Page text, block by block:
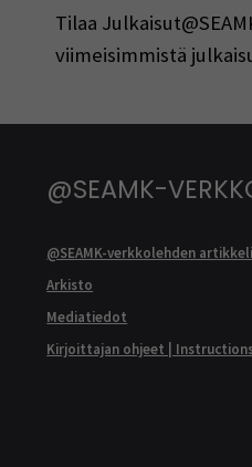
Tilaa
viimeisimmistä
@SEAMK-
@SEAMK-verkkolehden
Arkisto
Mediatiedot
Kirjoittajan ohjeet |